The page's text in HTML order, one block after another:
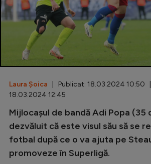
Fotbal feminin
Special
Inedit
Clasamente
Champions League
Europa League
Laura Șoica | Publicat: 18.03.2024 10:50
18.03.2024 12:45
Mijlocașul de bandă Adi Popa (35
dezvăluit că este visul său să se
fotbal după ce o va ajuta pe
promoveze în Superligă.